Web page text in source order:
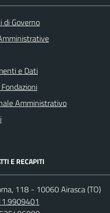
di Governo
e Dati
Amministrativo
E RECAPITI
118 - 10060 Airasca (TO)